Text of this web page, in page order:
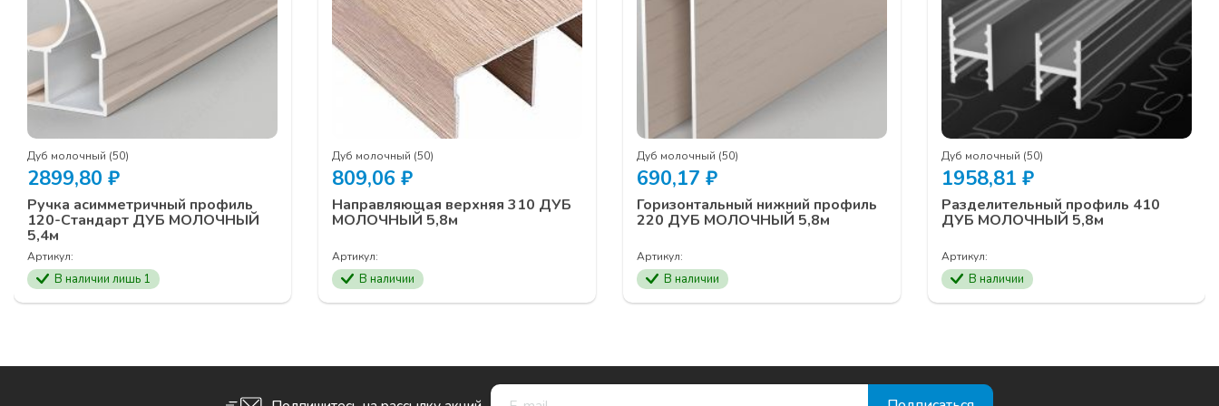
Дуб молочный (50)
2899,80 ₽
Ручка асимметричный профиль
120-Стандарт ДУБ МОЛОЧНЫЙ
5,4м
Артикул:
В наличии лишь 1
Дуб молочный (50)
809,06 ₽
Направляющая верхняя 310 ДУБ
МОЛОЧНЫЙ 5,8м
Артикул:
В наличии
Дуб молочный (50)
690,17 ₽
Горизонтальный нижний профиль
220 ДУБ МОЛОЧНЫЙ 5,8м
Артикул:
В наличии
Дуб молочный (50)
1958,81 ₽
Разделительный профиль 410
ДУБ МОЛОЧНЫЙ 5,8м
Артикул:
В наличии